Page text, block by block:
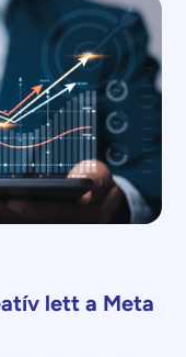
lett a Meta